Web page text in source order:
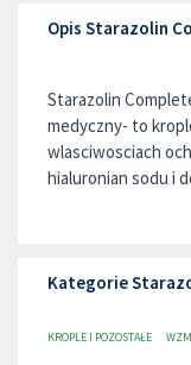
Opis Starazolin
Starazolin
medyczny- to
wlasciwosciach
hialuronian sodu i
Kategorie
KROPLE I POZOSTAŁE